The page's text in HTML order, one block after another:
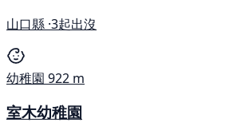
山口縣 ·3起出沒
幼稚園 922 m
室木幼稚園